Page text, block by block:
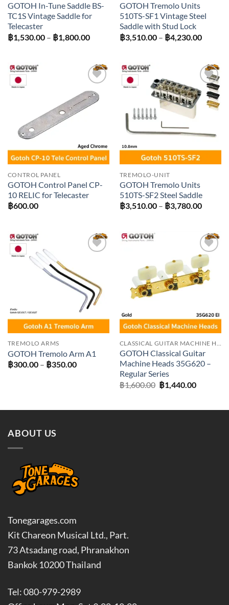
GOTOH In-Tune Saddle BS-
TC1S Vintage Saddle for
Telecaster
฿1,530.00 – ฿1,800.00Price
฿1,800.00
GOTOH Tremolo Units
510TS-SF1 Vintage Steel
Saddle with Stud Lock
฿3,510.00 – ฿4,230.00Price
฿
Add to
wishlist
CONTROL PANEL
GOTOH Control Panel CP-
10 RELIC for Telecaster
฿600.00
Add to
wishlist
TREMOLO-UNIT
GOTOH Tremolo Units
510TS-SF2 Steel Saddle
฿3,510.00 – ฿3,780.00Price
฿
TREMOLO ARMS
GOTOH Tremolo Arm A1
฿300.00 – ฿350.00Price
Add to
wishlist
GOTOH Classical Guitar
Machine Heads 35G620 –
Regular Series
฿1,600.00 Original
price
฿1,440.00Current
ABOUT US
Tonegarages.com
Kit Chareon Musical Ltd., Part.
73 Atsadang road, Phranakhon
Bankok 10200 Thailand
Tel: 080-979-2989